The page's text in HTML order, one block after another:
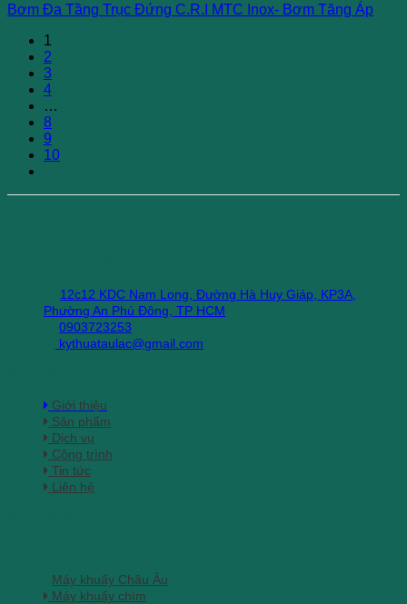
Bơm Đa Tầng Trục Đứng C.R.I MTC Inox- Bơm Tăng Áp
1
2
3
4
…
8
9
10
12c12 KDC Nam Long, Đường Hà Huy Giáp, KP3A,
Phường An Phú Đông, TP HCM
0903723253
kythuataulac@gmail.com
Giới thiệu
Sản phẩm
Dịch vụ
Công trình
Tin tức
Liên hệ
Máy khuấy Châu Âu
Máy khuấy chìm